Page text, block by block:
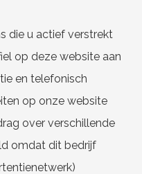
die u actief verstrekt
op deze website aan
en telefonisch
op onze website
over verschillende
omdat dit bedrijf